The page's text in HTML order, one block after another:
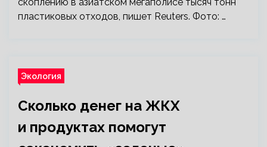
пластиковых отходов, пишет Reuters. Фото: …
Экология
Сколько денег на ЖКХ
и продуктах помогут